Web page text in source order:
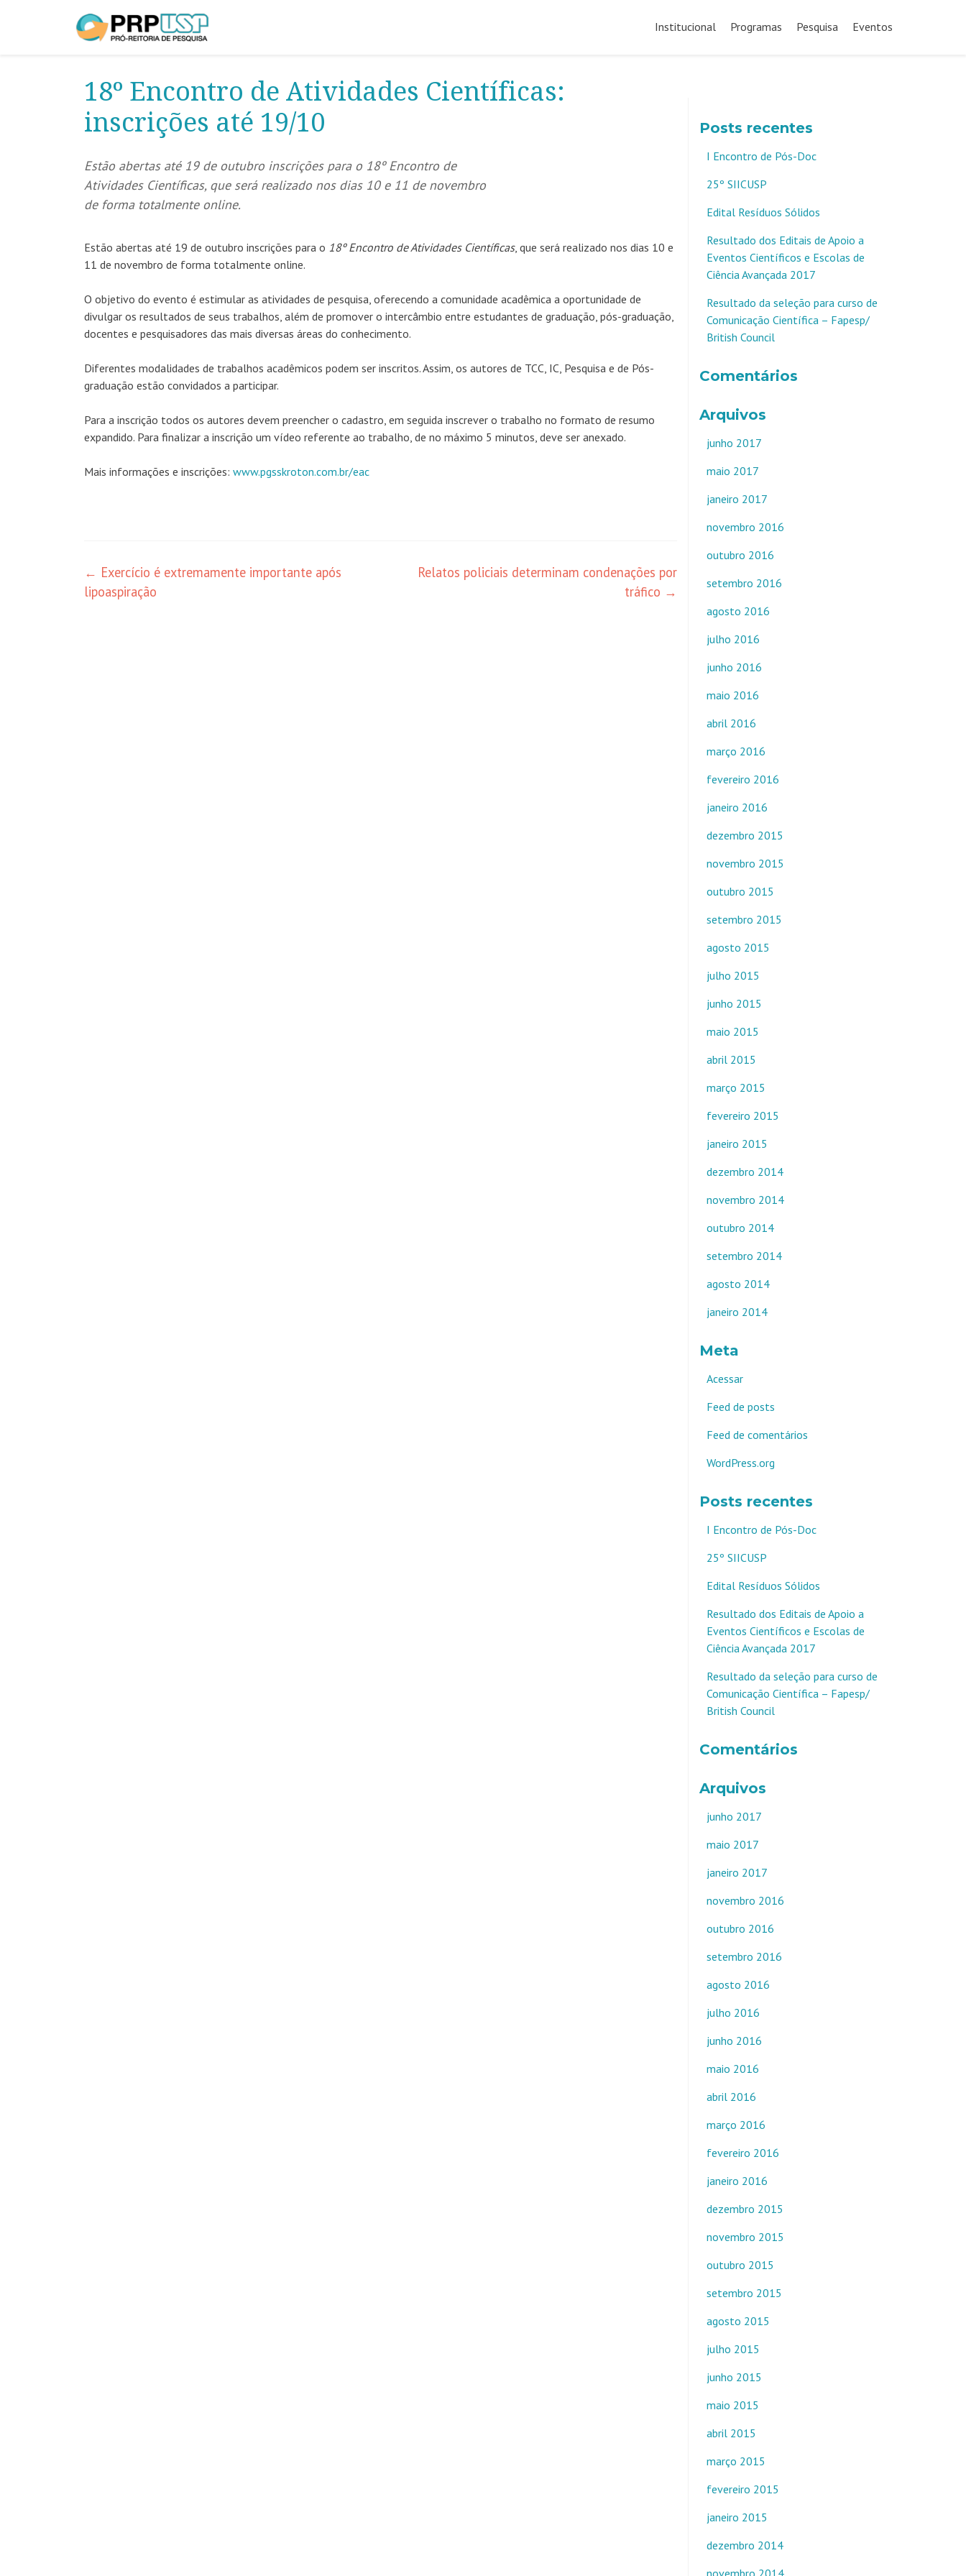
para
Institucional Programas Pesquisa Eventos
18º Encontro de Atividades Científicas:
inscrições até 19/10
Estão abertas até 19 de outubro inscrições para o 18º Encontro de
Atividades Científicas, que será realizado nos dias 10 e 11 de novembro
de forma totalmente online.
Estão abertas até 19 de outubro inscrições para o 18º Encontro de Atividades Científicas, que será realizado nos dias 10 e
11 de novembro de forma totalmente online.
O objetivo do evento é estimular as atividades de pesquisa, oferecendo a comunidade acadêmica a oportunidade de
divulgar os resultados de seus trabalhos, além de promover o intercâmbio entre estudantes de graduação, pós-graduação,
docentes e pesquisadores das mais diversas áreas do conhecimento.
Diferentes modalidades de trabalhos acadêmicos podem ser inscritos. Assim, os autores de TCC, IC, Pesquisa e de Pós-
graduação estão convidados a participar.
Para a inscrição todos os autores devem preencher o cadastro, em seguida inscrever o trabalho no formato de resumo
expandido. Para finalizar a inscrição um vídeo referente ao trabalho, de no máximo 5 minutos, deve ser anexado.
Mais informações e inscrições: www.pgsskroton.com.br/eac
Navegação
de
← Exercício é extremamente importante após
lipoaspiração
Relatos policiais determinam condenações por
tráfico →
Posts recentes
I Encontro de Pós-Doc
25º SIICUSP
Edital Resíduos Sólidos
Resultado dos Editais de Apoio a
Eventos Científicos e Escolas de
Ciência Avançada 2017
Resultado da seleção para curso de
Comunicação Científica – Fapesp/
British Council
Comentários
Arquivos
junho 2017
maio 2017
janeiro 2017
novembro 2016
outubro 2016
setembro 2016
agosto 2016
julho 2016
junho 2016
maio 2016
abril 2016
março 2016
fevereiro 2016
janeiro 2016
dezembro 2015
novembro 2015
outubro 2015
setembro 2015
agosto 2015
julho 2015
junho 2015
maio 2015
abril 2015
março 2015
fevereiro 2015
janeiro 2015
dezembro 2014
novembro 2014
outubro 2014
setembro 2014
agosto 2014
janeiro 2014
Meta
Acessar
Feed de posts
Feed de comentários
WordPress.org
Posts recentes
I Encontro de Pós-Doc
25º SIICUSP
Edital Resíduos Sólidos
Resultado dos Editais de Apoio a
Eventos Científicos e Escolas de
Ciência Avançada 2017
Resultado da seleção para curso de
Comunicação Científica – Fapesp/
British Council
Comentários
Arquivos
junho 2017
maio 2017
janeiro 2017
novembro 2016
outubro 2016
setembro 2016
agosto 2016
julho 2016
junho 2016
maio 2016
abril 2016
março 2016
fevereiro 2016
janeiro 2016
dezembro 2015
novembro 2015
outubro 2015
setembro 2015
agosto 2015
julho 2015
junho 2015
maio 2015
abril 2015
março 2015
fevereiro 2015
janeiro 2015
dezembro 2014
novembro 2014